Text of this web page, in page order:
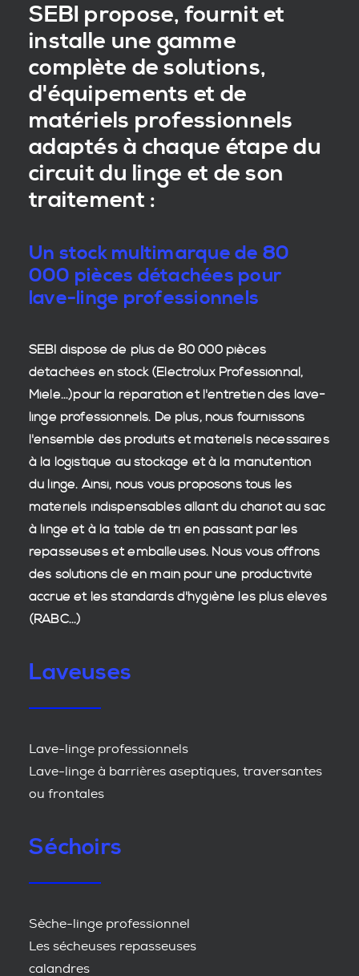
SEBI propose, fournit et
installe une gamme
complète de solutions,
d'équipements et de
matériels professionnels
adaptés à chaque étape du
circuit du linge et de son
traitement :
Un stock multimarque de 80
000 pièces détachées pour
lave-linge professionnels
SEBI dispose de plus de 80 000pièces
détachées en stock(Electrolux Professionnal,
Miele...)pour la réparation et l'entretien des lave-
linge professionnels. De plus, nous fournissons
l'ensemble des produits et matériels nécessaires
à la logistique au stockage et à la manutention
du linge. Ainsi, nous vous proposons tous les
matériels indispensables allant du chariot au sac
à linge et à la table de tri en passant par les
repasseuses et emballeuses. Nous vous offrons
des solutions clé en main pour une productivité
accrue et lesstandards d'hygiène les plus élevés
(RABC...)
Laveuses
Lave-linge professionnels
Lave-linge à barrières aseptiques, traversantes
ou frontales
Séchoirs
Sèche-linge professionnel
Les sécheuses repasseuses
calandres